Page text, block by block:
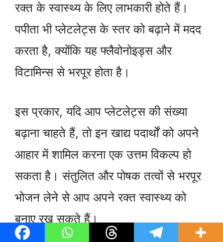
रक्त के स्वास्थ्य के लिए लाभकारी होते हैं।
पपीता भी प्लेटलेट्स के स्तर को बढ़ाने में मदद
करता है, क्योंकि यह फ्लैवोनोइड्स और
विटामिन्स से भरपूर होता है।
इस प्रकार, यदि आप प्लेटलेट्स की संख्या
बढ़ाना चाहते हैं, तो इन खाद्य पदार्थों को अपने
आहार में शामिल करना एक उत्तम विकल्प हो
सकता है। संतुलित और पोषक तत्वों से भरपूर
भोजन लेने से आप अपने रक्त स्वास्थ्य को
बनाए रख सकते हैं।